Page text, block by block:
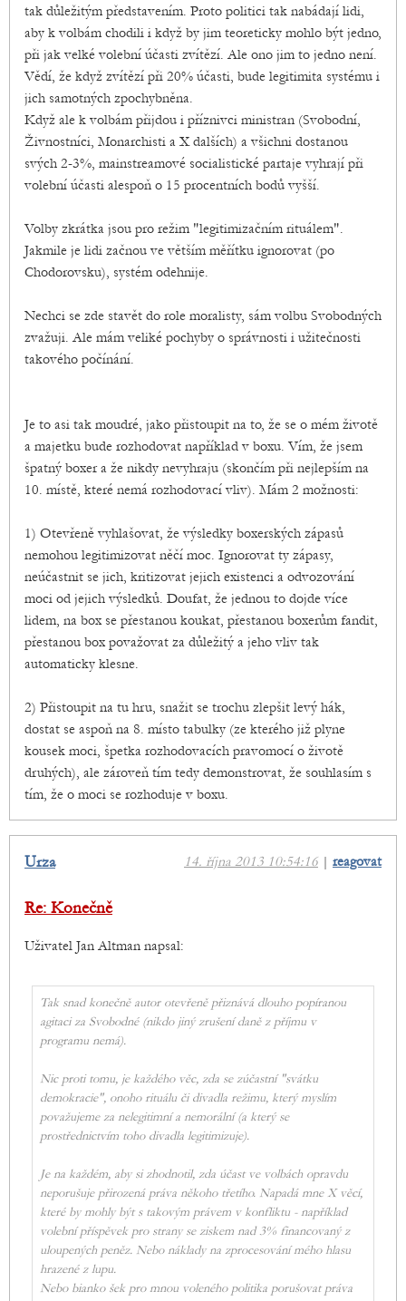
tak důležitým představením. Proto politici tak nabádají lidi,
aby k volbám chodili i když by jim teoreticky mohlo být jedno,
při jak velké volební účasti zvítězí. Ale ono jim to jedno není.
Vědí, že když zvítězí při 20% účasti, bude legitimita systému i
jich samotných zpochybněna.
Když ale k volbám přijdou i příznivci ministran (Svobodní,
Živnostníci, Monarchisti a X dalších) a všichni dostanou
svých 2-3%, mainstreamové socialistické partaje vyhrají při
volební účasti alespoň o 15 procentních bodů vyšší.
Volby zkrátka jsou pro režim "legitimizačním rituálem".
Jakmile je lidi začnou ve větším měřítku ignorovat (po
Chodorovsku), systém odehnije.
Nechci se zde stavět do role moralisty, sám volbu Svobodných
zvažuji. Ale mám veliké pochyby o správnosti i užitečnosti
takového počínání.
Je to asi tak moudré, jako přistoupit na to, že se o mém životě
a majetku bude rozhodovat například v boxu. Vím, že jsem
špatný boxer a že nikdy nevyhraju (skončím při nejlepším na
10. místě, které nemá rozhodovací vliv). Mám 2 možnosti:
1) Otevřeně vyhlašovat, že výsledky boxerských zápasů
nemohou legitimizovat něčí moc. Ignorovat ty zápasy,
neúčastnit se jich, kritizovat jejich existenci a odvozování
moci od jejich výsledků. Doufat, že jednou to dojde více
lidem, na box se přestanou koukat, přestanou boxerům fandit,
přestanou box považovat za důležitý a jeho vliv tak
automaticky klesne.
2) Přistoupit na tu hru, snažit se trochu zlepšit levý hák,
dostat se aspoň na 8. místo tabulky (ze kterého již plyne
kousek moci, špetka rozhodovacích pravomocí o životě
druhých), ale zároveň tím tedy demonstrovat, že souhlasím s
tím, že o moci se rozhoduje v boxu.
14. října 2013 10:54:16 | reagovat
Urza
Re: Konečně
Uživatel Jan Altman napsal:
Tak snad konečně autor otevřeně přiznává dlouho popíranou
agitaci za Svobodné (nikdo jiný zrušení daně z příjmu v
programu nemá).
Nic proti tomu, je každého věc, zda se zúčastní "svátku
demokracie", onoho rituálu či divadla režimu, který myslím
považujeme za nelegitimní a nemorální (a který se
prostřednictvím toho divadla legitimizuje).
Je na každém, aby si zhodnotil, zda účast ve volbách opravdu
neporušuje přirozená práva někoho třetího. Napadá mne X věcí,
které by mohly být s takovým právem v konfliktu - například
volební příspěvek pro strany se ziskem nad 3% financovaný z
uloupených peněz. Nebo náklady na zprocesování mého hlasu
hrazené z lupu.
Nebo bianko šek pro mnou voleného politika porušovat práva